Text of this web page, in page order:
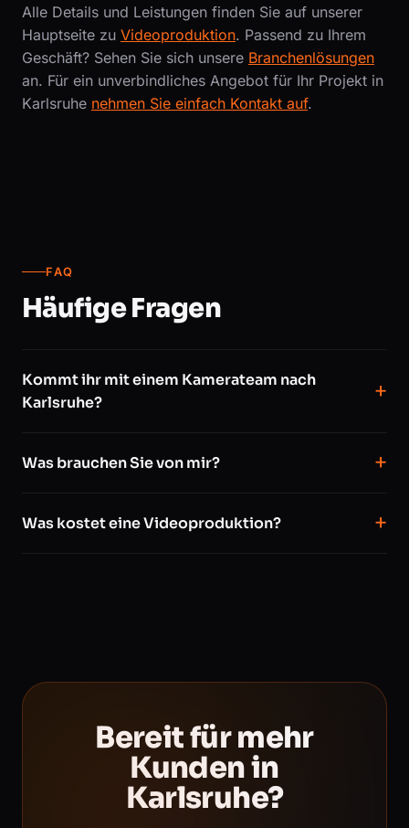
Alle Details und Leistungen finden Sie auf unserer
Hauptseite zu Videoproduktion. Passend zu Ihrem
Geschäft? Sehen Sie sich unsere Branchenlösungen
an. Für ein unverbindliches Angebot für Ihr Projekt in
Karlsruhe nehmen Sie einfach Kontakt auf.
FAQ
Häufige Fragen
Kommt ihr mit einem Kamerateam nach
Karlsruhe?
Was brauchen Sie von mir?
Was kostet eine Videoproduktion?
Bereit für mehr
Kunden in
Karlsruhe?